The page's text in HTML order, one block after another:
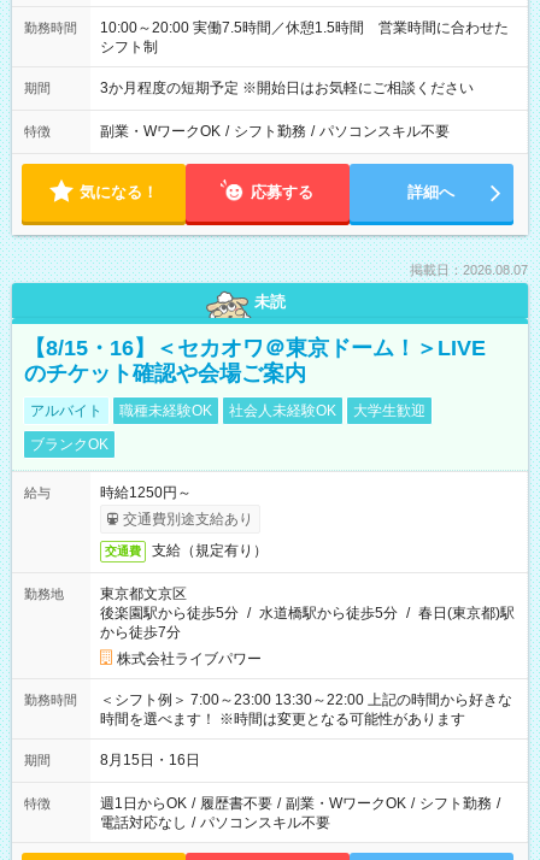
勤務時間
10:00～20:00 実働7.5時間／休憩1.5時間 営業時間に合わせた
シフト制
期間 3か月程度の短期予定 ※開始日はお気軽にご相談ください
特徴 副業・WワークOK / シフト勤務 / パソコンスキル不要
気になる！ 応募する 詳細へ
掲載日：2026.08.07
未読
【8/15・16】＜セカオワ＠東京ドーム！＞LIVE
のチケット確認や会場ご案内
アルバイト 職種未経験OK 社会人未経験OK
大学生歓迎
ブランクOK
給与
時給1250円～
交通費別途支給あり
交通費 支給（規定有り）
勤務地
東京都文京区
後楽園駅から徒歩5分 / 水道橋駅から徒歩5分 / 春日(東京都)駅
から徒歩7分
株式会社ライブパワー
勤務時間
＜シフト例＞ 7:00～23:00 13:30～22:00 上記の時間から好きな
時間を選べます！ ※時間は変更となる可能性があります
期間 8月15日・16日
特徴 週1日からOK / 履歴書不要 / 副業・WワークOK / シフト勤務 /
電話対応なし / パソコンスキル不要